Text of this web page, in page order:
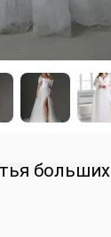
больших